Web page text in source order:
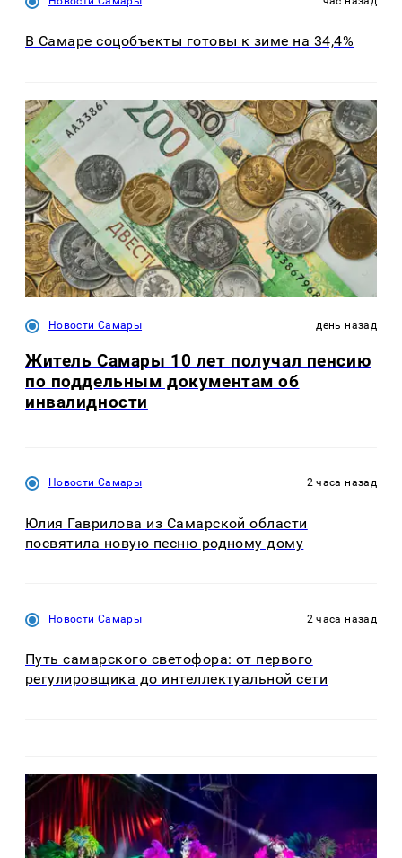
В Самаре соцобъекты готовы к зиме на 34,4%
Новости Самары день назад
Житель Самары 10 лет получал пенсию
по поддельным документам об
инвалидности
Новости Самары 2 часа назад
Юлия Гаврилова из Самарской области
посвятила новую песню родному дому
Новости Самары 2 часа назад
Путь самарского светофора: от первого
регулировщика до интеллектуальной сети